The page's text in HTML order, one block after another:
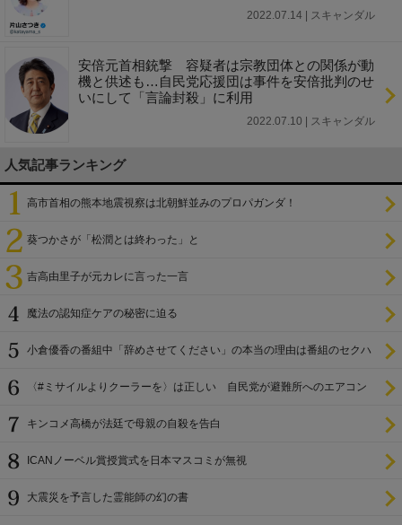
2022.07.14 | スキャンダル
安倍元首相銃撃 容疑者は宗教団体との関係が動
機と供述も…自民党応援団は事件を安倍批判のせ
いにして「言論封殺」に利用
2022.07.10 | スキャンダル
人気記事ランキング
高市首相の熊本地震視察は北朝鮮並みのプロパガンダ！
葵つかさが「松潤とは終わった」と
吉高由里子が元カレに言った一言
魔法の認知症ケアの秘密に迫る
小倉優香の番組中「辞めさせてください」の本当の理由は番組のセクハ
〈#ミサイルよりクーラーを〉は正しい 自民党が避難所へのエアコン
キンコメ高橋が法廷で母親の自殺を告白
ICANノーベル賞授賞式を日本マスコミが無視
大震災を予言した霊能師の幻の書